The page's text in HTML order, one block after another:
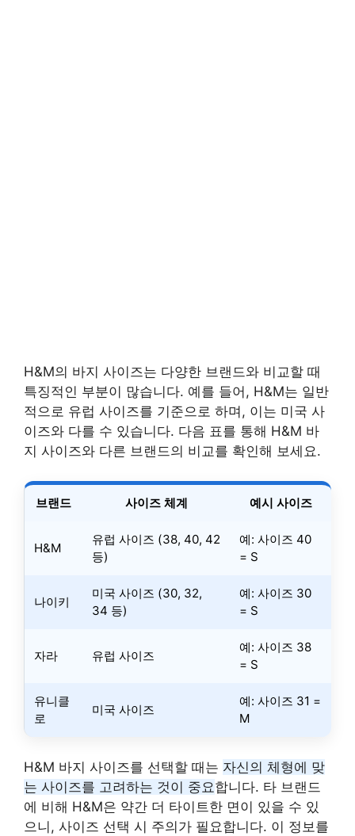
H&M의 바지 사이즈는 다양한 브랜드와 비교할 때
특징적인 부분이 많습니다. 예를 들어, H&M는 일반
적으로 유럽 사이즈를 기준으로 하며, 이는 미국 사
이즈와 다를 수 있습니다. 다음 표를 통해 H&M 바
지 사이즈와 다른 브랜드의 비교를 확인해 보세요.
브랜드 사이즈 체계 예시 사이즈
H&M
유럽 사이즈 (38, 40, 42
등)
예: 사이즈 40
= S
나이키
미국 사이즈 (30, 32,
34 등)
예: 사이즈 30
= S
자라 유럽 사이즈
예: 사이즈 38
= S
유니클
로
미국 사이즈
예: 사이즈 31 =
M
H&M 바지 사이즈를 선택할 때는 자신의 체형에 맞
는 사이즈를 고려하는 것이 중요합니다. 타 브랜드
에 비해 H&M은 약간 더 타이트한 면이 있을 수 있
으니, 사이즈 선택 시 주의가 필요합니다. 이 정보를